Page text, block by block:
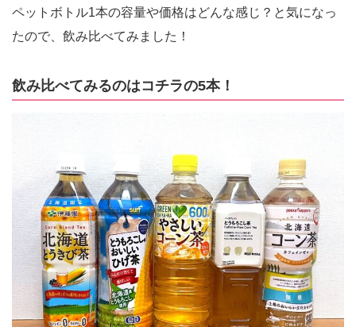
ペットボトル1本の容量や価格はどんな感じ？と気になっ
たので、飲み比べてみました！
飲み比べてみるのはコチラの5本！